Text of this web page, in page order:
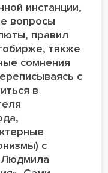
инстанции,
вопросы
правил
также
сомнения
с
в
с